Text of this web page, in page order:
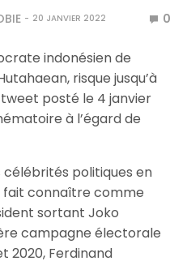
20 JANVIER 2022 0
indonésien de
risque jusqu’à
posté le 4 janvier
à l’égard de
célébrités politiques en
fait connaître comme
sortant Joko
campagne électorale
2020, Ferdinand